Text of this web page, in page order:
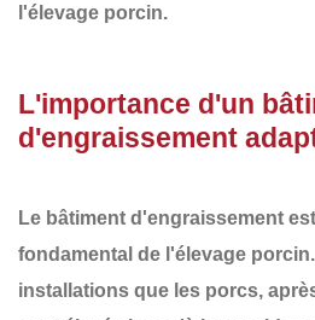
l'élevage porcin.
L'importance d'un
d'engraissement
Le bâtiment d'engraissement
fondamental de l'élevage
installations que les porcs,